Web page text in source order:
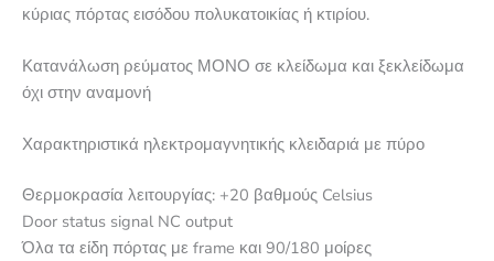
κύριας πόρτας εισόδου πολυκατοικίας ή κτιρίου.
Κατανάλωση ρεύματος ΜΟΝΟ σε κλείδωμα και ξεκλείδωμα
όχι στην αναμονή
Χαρακτηριστικά ηλεκτρομαγνητικής κλειδαριά με πύρο
Θερμοκρασία λειτουργίας: +20 βαθμούς Celsius
Door status signal NC output
Όλα τα είδη πόρτας με frame και 90/180 μοίρες